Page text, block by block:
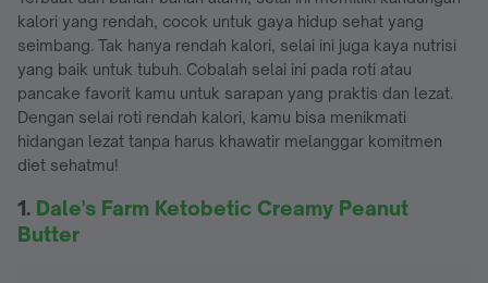
kalori yang rendah, cocok untuk gaya hidup sehat yang
seimbang. Tak hanya rendah kalori, selai ini juga kaya nutrisi
yang baik untuk tubuh. Cobalah selai ini pada roti atau
pancake favorit kamu untuk sarapan yang praktis dan lezat.
Dengan selai roti rendah kalori, kamu bisa menikmati
hidangan lezat tanpa harus khawatir melanggar komitmen
diet sehatmu!
1. Dale's Farm Ketobetic Creamy Peanut
Butter